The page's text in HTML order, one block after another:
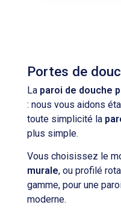
Portes de
La paroi de douche
: nous vous aidons
toute simplicité la
plus simple.
Vous choisissez le
murale, ou profilé
gamme, pour une
moderne.